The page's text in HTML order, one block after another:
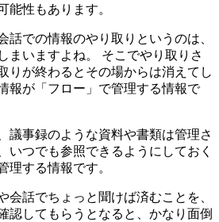
能性もあります。
話での情報のやり取りというのは、
まいますよね。 そこでやり取りさ
りが終わるとその場からは消えてし
報が「フロー」で管理する情報で
議事録のような資料や書類は管理さ
いつでも参照できるようにしておく
理する情報です。
会話でちょっと聞けば済むことを、
認してもらうとなると、かなり面倒